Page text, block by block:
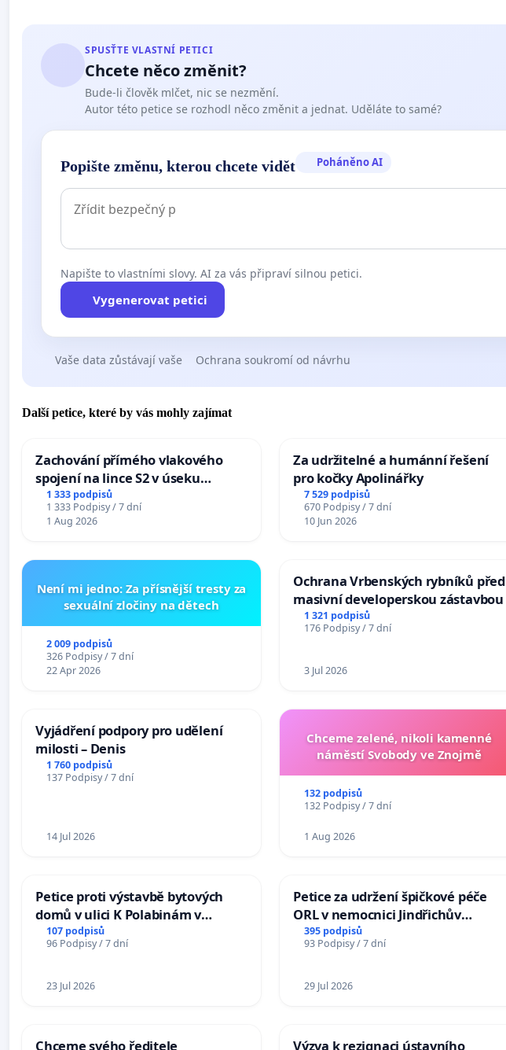
SPUSŤTE VLASTNÍ PETICI
Chcete něco změnit?
Bude-li člověk mlčet, nic se nezmění.
Autor této petice se rozhodl něco změnit a jednat. Uděláte to samé?
Popište změnu, kterou chcete vidět Poháněno AI
Napište to vlastními slovy. AI za vás připraví silnou petici.
Vygenerovat petici
Vaše data zůstávají vaše Ochrana soukromí od návrhu
Další petice, které by vás mohly zajímat
Zachování přímého vlakového
spojení na lince S2 v úseku
Ostrava – Bohumín – Karviná –
Mosty u Jablunkova
1 333 podpisů
1 333 Podpisy / 7 dní
1 Aug 2026
Za udržitelné a humánní řešení
pro kočky Apolinářky
7 529 podpisů
670 Podpisy / 7 dní
10 Jun 2026
Není mi jedno: Za přísnější tresty za
sexuální zločiny na dětech
2 009 podpisů
326 Podpisy / 7 dní
22 Apr 2026
Ochrana Vrbenských rybníků před
masivní developerskou zástavbou
1 321 podpisů
176 Podpisy / 7 dní
3 Jul 2026
Vyjádření podpory pro udělení
milosti – Denis
1 760 podpisů
137 Podpisy / 7 dní
14 Jul 2026
Chceme zelené, nikoli kamenné
náměstí Svobody ve Znojmě
132 podpisů
132 Podpisy / 7 dní
1 Aug 2026
Petice proti výstavbě bytových
domů v ulici K Polabinám v
Pardubicích
107 podpisů
96 Podpisy / 7 dní
23 Jul 2026
Petice za udržení špičkové péče
ORL v nemocnici Jindřichův
Hradec
395 podpisů
93 Podpisy / 7 dní
29 Jul 2026
Chceme svého ředitele Výzva k rezignaci ústavního